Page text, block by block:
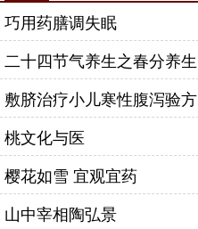
巧用药膳调失眠
二十四节气养生之春分养生
敷脐治疗小儿寒性腹泻验方
桃文化与医
樱花如雪 宜观宜药
山中宰相陶弘景